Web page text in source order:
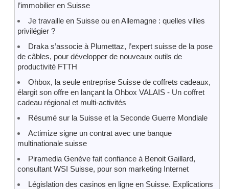
l’immobilier en Suisse
Je travaille en Suisse ou en Allemagne : quelles villes
privilégier ?
Draka s’associe à Plumettaz, l’expert suisse de la pose
de câbles, pour développer de nouveaux outils de
productivité FTTH
Ohbox, la seule entreprise Suisse de coffrets cadeaux,
élargit son offre en lançant la Ohbox VALAIS - Un coffret
cadeau régional et multi-activités
Résumé sur la Suisse et la Seconde Guerre Mondiale
Actimize signe un contrat avec une banque
multinationale suisse
Piramedia Genève fait confiance à Benoit Gaillard,
consultant WSI Suisse, pour son marketing Internet
Législation des casinos en ligne en Suisse. Explications